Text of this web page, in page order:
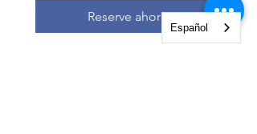
Reserve ahora
Español